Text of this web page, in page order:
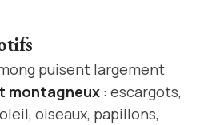
puisent largement
montagneux : escargots,
oiseaux, papillons,